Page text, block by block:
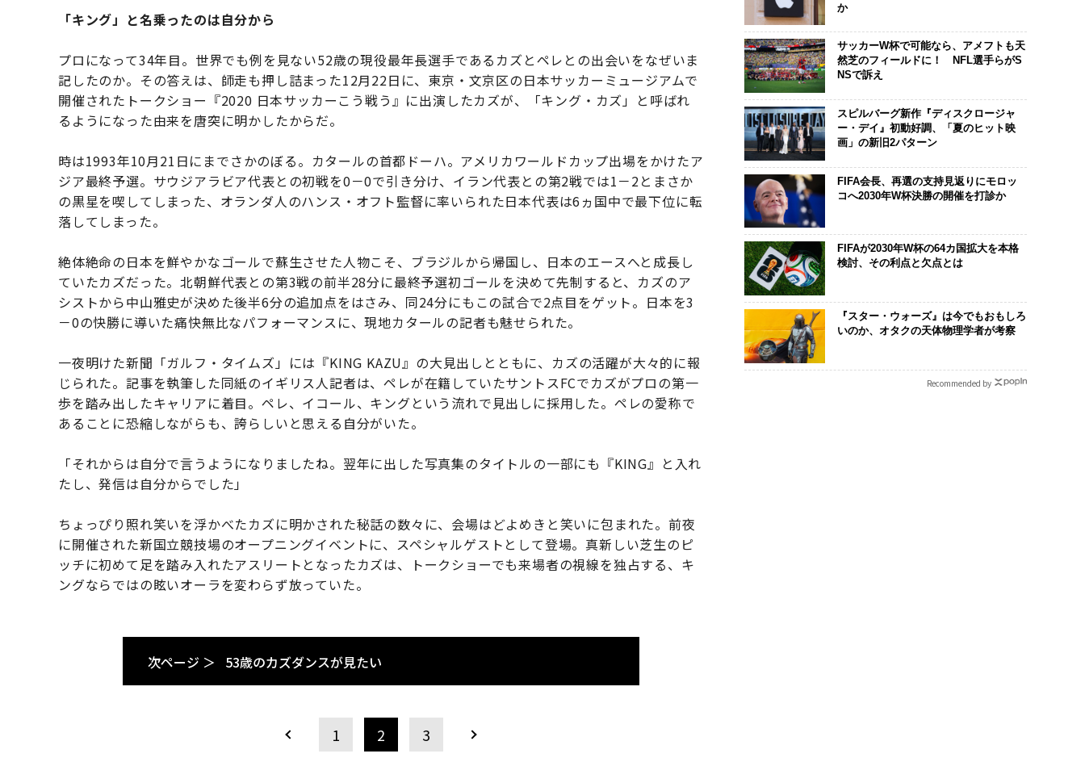
「キング」と名乗ったのは自分から
プロになって34年目。世界でも例を見ない52歳の現役最年長選手であるカズとペレとの出会いをなぜいま
記したのか。その答えは、師走も押し詰まった12月22日に、東京・文京区の日本サッカーミュージアムで
開催されたトークショー『2020 日本サッカーこう戦う』に出演したカズが、「キング・カズ」と呼ばれ
るようになった由来を唐突に明かしたからだ。
時は1993年10月21日にまでさかのぼる。カタールの首都ドーハ。アメリカワールドカップ出場をかけたア
ジア最終予選。サウジアラビア代表との初戦を0－0で引き分け、イラン代表との第2戦では1－2とまさか
の黒星を喫してしまった、オランダ人のハンス・オフト監督に率いられた日本代表は6ヵ国中で最下位に転
落してしまった。
絶体絶命の日本を鮮やかなゴールで蘇生させた人物こそ、ブラジルから帰国し、日本のエースへと成長し
ていたカズだった。北朝鮮代表との第3戦の前半28分に最終予選初ゴールを決めて先制すると、カズのア
シストから中山雅史が決めた後半6分の追加点をはさみ、同24分にもこの試合で2点目をゲット。日本を3
－0の快勝に導いた痛快無比なパフォーマンスに、現地カタールの記者も魅せられた。
一夜明けた新聞「ガルフ・タイムズ」には『KING KAZU』の大見出しとともに、カズの活躍が大々的に報
じられた。記事を執筆した同紙のイギリス人記者は、ペレが在籍していたサントスFCでカズがプロの第一
歩を踏み出したキャリアに着目。ペレ、イコール、キングという流れで見出しに採用した。ペレの愛称で
あることに恐縮しながらも、誇らしいと思える自分がいた。
「それからは自分で言うようになりましたね。翌年に出した写真集のタイトルの一部にも『KING』と入れ
たし、発信は自分からでした」
ちょっぴり照れ笑いを浮かべたカズに明かされた秘話の数々に、会場はどよめきと笑いに包まれた。前夜
に開催された新国立競技場のオープニングイベントに、スペシャルゲストとして登場。真新しい芝生のピ
ッチに初めて足を踏み入れたアスリートとなったカズは、トークショーでも来場者の視線を独占する、キ
ングならではの眩いオーラを変わらず放っていた。
次ページ ＞ 53歳のカズダンスが見たい
1 2 3
か
サッカーW杯で可能なら、アメフトも天
然芝のフィールドに！ NFL選手らがS
NSで訴え
スピルバーグ新作『ディスクロージャ
ー・デイ』初動好調、「夏のヒット映
画」の新旧2パターン
FIFA会長、再選の支持見返りにモロッ
コへ2030年W杯決勝の開催を打診か
FIFAが2030年W杯の64カ国拡大を本格
検討、その利点と欠点とは
『スター・ウォーズ』は今でもおもしろ
いのか、オタクの天体物理学者が考察
Recommended by